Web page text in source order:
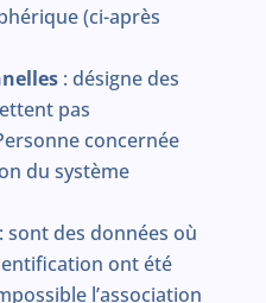
(ci-après
: désigne des
pas
concernée
du système
sont des données où
ont été
l’association